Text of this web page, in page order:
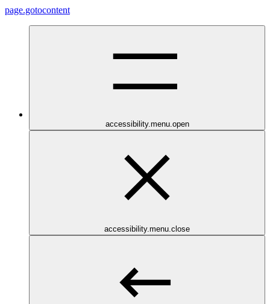
page.gotocontent
accessibility.menu.open
accessibility.menu.close